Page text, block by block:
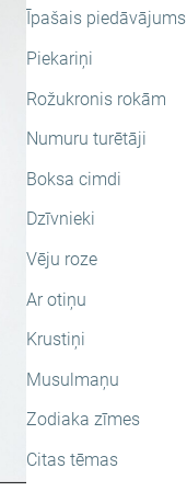
Īpašais piedāvājums
Piekariņi
Rožukronis rokām
Numuru turētāji
Boksa cimdi
Dzīvnieki
Vēju roze
Ar otiņu
Krustiņi
Musulmaņu
Zodiaka zīmes
Citas tēmas